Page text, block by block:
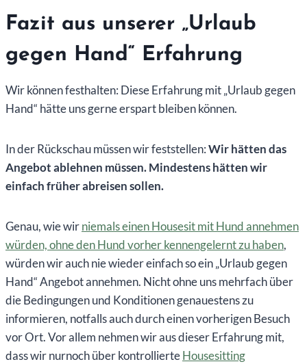
Fazit aus unserer „Urlaub
gegen Hand“ Erfahrung
Wir können festhalten: Diese Erfahrung mit „Urlaub gegen
Hand“ hätte uns gerne erspart bleiben können.
In der Rückschau müssen wir feststellen:Wir hätten das
Angebot ablehnen müssen.Mindestens hätten wir
einfach früher abreisen sollen.
Genau, wie wirniemals einen Housesit mit Hund annehmen
würden, ohne den Hund vorher kennengelernt zu haben,
würden wir auch nie wieder einfach so ein „Urlaub gegen
Hand“ Angebot annehmen. Nicht ohne uns mehrfach über
die Bedingungen und Konditionen genauestens zu
informieren, notfalls auch durch einen vorherigen Besuch
vor Ort. Vor allem nehmen wir aus dieser Erfahrung mit,
dass wir nurnoch über kontrollierteHousesitting